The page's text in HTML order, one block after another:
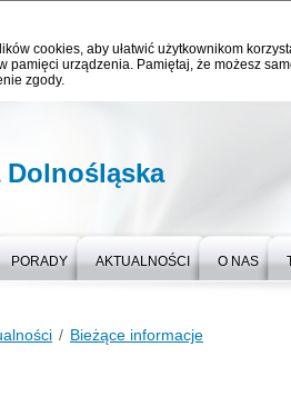
cookies, aby ułatwić użytkownikom
pamięci urządzenia. Pamiętaj, że możesz
zgody.
Dolnośląska
PORADY AKTUALNOŚCI O NAS
Bieżące informacje